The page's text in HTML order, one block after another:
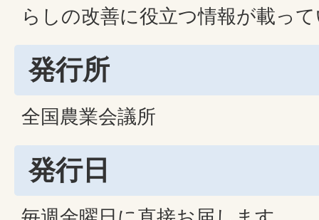
らしの改善に役立つ情報が載っ
発行所
全国農業会議所
発行日